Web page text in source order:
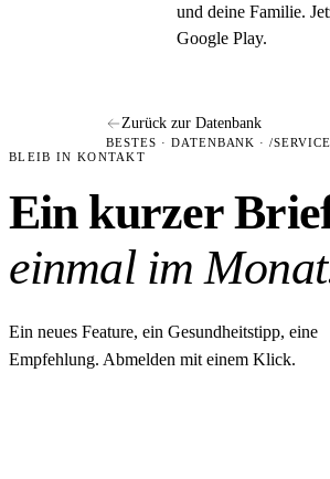
und deine Familie.
Google Play.
Zurück zur Datenbank
BESTES · DATENBANK · /
BLEIB IN KONTAKT
Ein kurzer
einmal im
Ein neues Feature, ein Gesundheitstipp, eine
Empfehlung. Abmelden mit einem Klick.